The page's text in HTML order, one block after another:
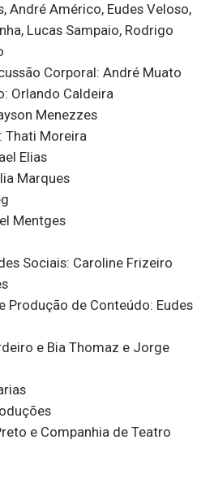
André Américo, Eudes Veloso,
Lucas Sampaio, Rodrigo
Corporal: André Muato
Orlando Caldeira
Menezzes
Thati Moreira
Elias
Marques
Mentges
Sociais: Caroline Frizeiro
Produção de Conteúdo: Eudes
e Bia Thomaz e Jorge
e Companhia de Teatro